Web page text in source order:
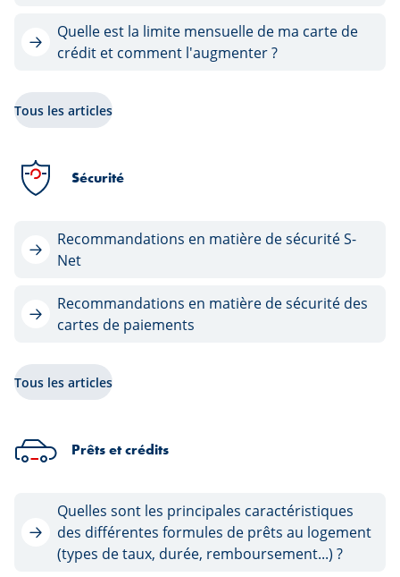
Quelle est la limite mensuelle de ma carte de
crédit et comment l'augmenter ?
Tous les articles
Sécurité
Recommandations en matière de sécurité S-
Net
Recommandations en matière de sécurité des
cartes de paiements
Tous les articles
Prêts et crédits
Quelles sont les principales caractéristiques
des différentes formules de prêts au logement
(types de taux, durée, remboursement...) ?